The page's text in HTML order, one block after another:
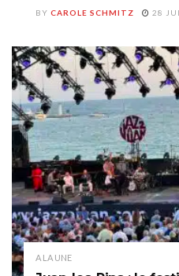
BY CAROLE SCHMITZ 28
A LA UNE